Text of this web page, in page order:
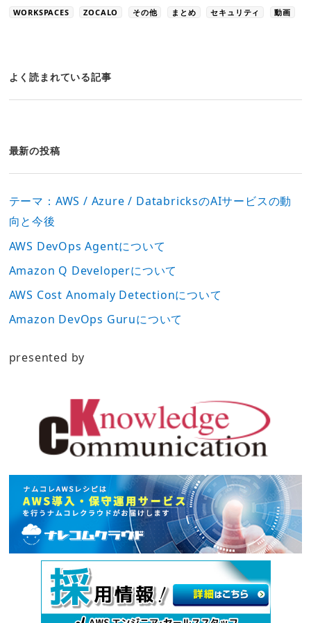
WORKSPACES ZOCALO その他 まとめ セキュリティ 動画
よく読まれている記事
最新の投稿
テーマ：AWS / Azure / DatabricksのAIサービスの動
向と今後
AWS DevOps Agentについて
Amazon Q Developerについて
AWS Cost Anomaly Detectionについて
Amazon DevOps Guruについて
presented by